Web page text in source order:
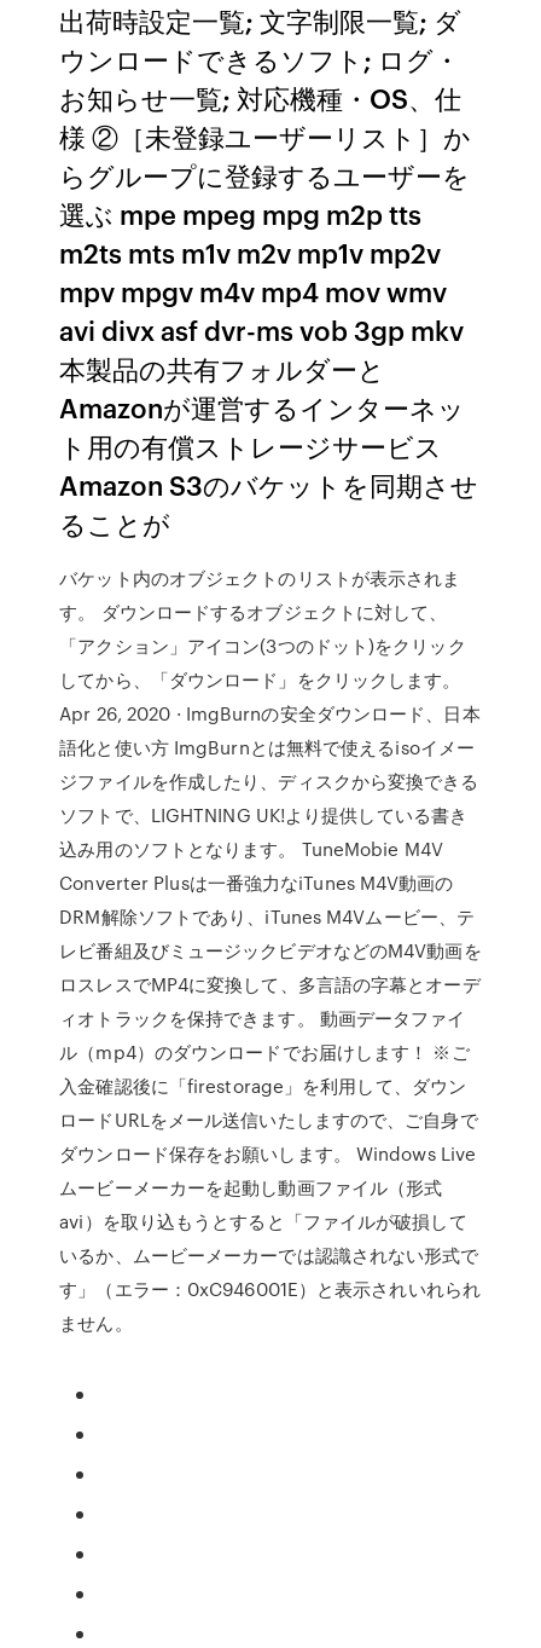
出荷時設定一覧; 文字制限一覧; ダ
ウンロードできるソフト; ログ・
お知らせ一覧; 対応機種・OS、仕
様 ②［未登録ユーザーリスト］か
らグループに登録するユーザーを
選ぶ mpe mpeg mpg m2p tts
m2ts mts m1v m2v mp1v mp2v
mpv mpgv m4v mp4 mov wmv
avi divx asf dvr-ms vob 3gp mkv
本製品の共有フォルダーと
Amazonが運営するインターネッ
ト用の有償ストレージサービス
Amazon S3のバケットを同期させ
ることが
バケット内のオブジェクトのリストが表示されま
す。 ダウンロードするオブジェクトに対して、
「アクション」アイコン(3つのドット)をクリック
してから、「ダウンロード」をクリックします。
Apr 26, 2020 · ImgBurnの安全ダウンロード、日本
語化と使い方 ImgBurnとは無料で使えるisoイメー
ジファイルを作成したり、ディスクから変換できる
ソフトで、LIGHTNING UK!より提供している書き
込み用のソフトとなります。 TuneMobie M4V
Converter Plusは一番強力なiTunes M4V動画の
DRM解除ソフトであり、iTunes M4Vムービー、テ
レビ番組及びミュージックビデオなどのM4V動画を
ロスレスでMP4に変換して、多言語の字幕とオーデ
ィオトラックを保持できます。 動画データファイ
ル（mp4）のダウンロードでお届けします！ ※ご
入金確認後に「firestorage」を利用して、ダウン
ロードURLをメール送信いたしますので、ご自身で
ダウンロード保存をお願いします。 Windows Live
ムービーメーカーを起動し動画ファイル（形式
avi）を取り込もうとすると「ファイルが破損して
いるか、ムービーメーカーでは認識されない形式で
す」（エラー：0xC946001E）と表示されいれられ
ません。